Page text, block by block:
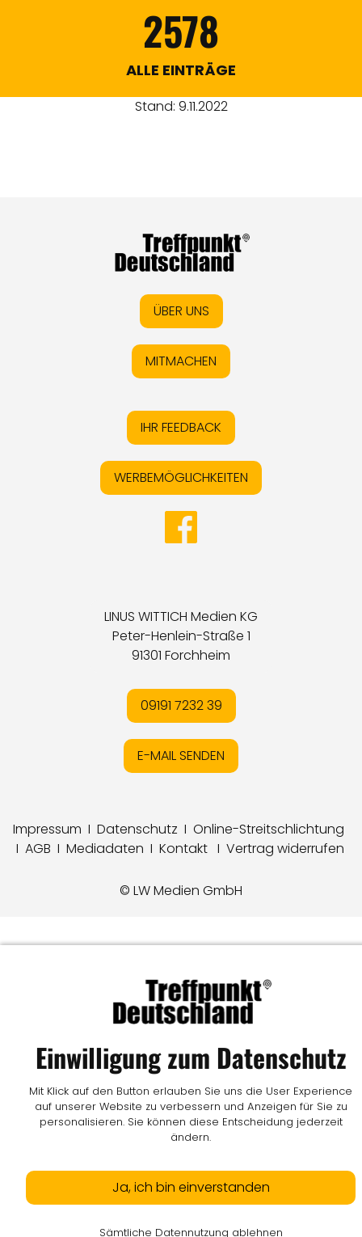
2578
ALLE EINTRÄGE
Stand: 9.11.2022
ÜBER UNS
MITMACHEN
IHR FEEDBACK
WERBEMÖGLICHKEITEN
LINUS WITTICH Medien KG
Peter-Henlein-Straße 1
91301 Forchheim
09191 7232 39
E-MAIL SENDEN
Impressum I Datenschutz I Online-Streitschlichtung
I AGB I Mediadaten I Kontakt I Vertrag widerrufen
© LW Medien GmbH
Einwilligung zum Datenschutz
Mit Klick auf den Button erlauben Sie uns die User Experience
auf unserer Website zu verbessern und Anzeigen für Sie zu
personalisieren. Sie können diese Entscheidung jederzeit
ändern.
Ja, ich bin einverstanden
Sämtliche Datennutzung ablehnen